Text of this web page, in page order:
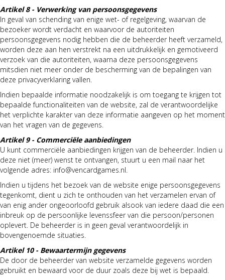
Artikel 8 - Verwerking van persoonsgegevens
In geval van schending van enige wet- of regelgeving, waarvan de
bezoeker wordt verdacht en waarvoor de autoriteiten
persoonsgegevens nodig hebben die de beheerder heeft verzameld,
worden deze aan hen verstrekt na een uitdrukkelijk en gemotiveerd
verzoek van die autoriteiten, waarna deze persoonsgegevens
mitsdien niet meer onder de bescherming van de bepalingen van
deze privacyverklaring vallen.
Indien bepaalde informatie noodzakelijk is om toegang te krijgen tot
bepaalde functionaliteiten van de website, zal de verantwoordelijke
het verplichte karakter van deze informatie aangeven op het moment
van het vragen van de gegevens.
Artikel 9 - Commerciële aanbiedingen
U kunt commerciële aanbiedingen krijgen van de beheerder. Indien u
deze niet (meer) wenst te ontvangen, stuurt u een mail naar het
volgende adres: info@vencardgames.nl.
Indien u tijdens het bezoek van de website enige persoonsgegevens
tegenkomt, dient u zich te onthouden van het verzamelen ervan of
van enig ander ongeoorloofd gebruik alsook van iedere daad die een
inbreuk op de persoonlijke levenssfeer van die persoon/personen
oplevert. De beheerder is in geen geval verantwoordelijk in
bovengenoemde situaties.
Artikel 10 - Bewaartermijn gegevens
De door de beheerder van website verzamelde gegevens worden
gebruikt en bewaard voor de duur zoals deze bij wet is bepaald.